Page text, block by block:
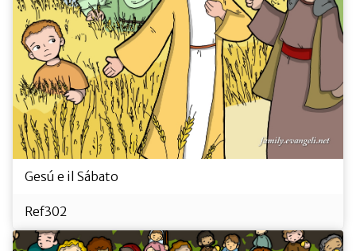
Gesú e il Sábato
Ref302